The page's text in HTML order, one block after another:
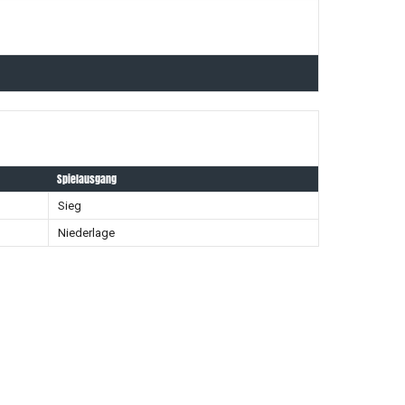
Spielausgang
Sieg
Niederlage